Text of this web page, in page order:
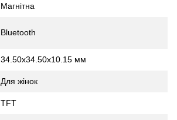
Магнітна
Bluetooth
34.50х34.50х10.15 мм
Для жінок
TFT